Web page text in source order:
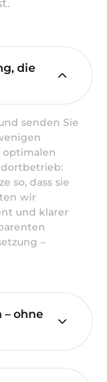
die
senden Sie
optimalen
so, dass sie
wir
und klarer
–
ohne